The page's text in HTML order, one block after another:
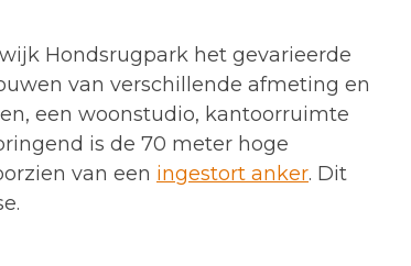
Hondsrugpark het gevarieerde
van verschillende afmeting en
een woonstudio, kantoorruimte
is de 70 meter hoge
van een ingestort anker. Dit